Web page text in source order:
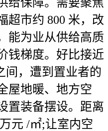
超市约 800 米，改
能为业从供给高质
钱梯度。好比接近
间，遭到置业者的
屋地暖、地方空
置装备摆设。距离
元 /㎡;让室内空